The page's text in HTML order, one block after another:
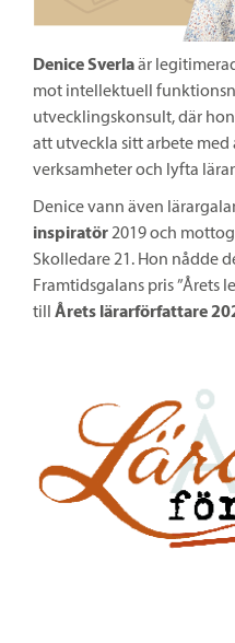
Denice Sverlaär
mot intellektuell
utvecklingskonsult, där
att utveckla sitt arbete
verksamheter och lyfta
Denice vann även
inspiratör2019 och mottog
Skolledare 21. Hon nådde
Framtidsgalans pris ”Årets
till Årets lärarförfattare